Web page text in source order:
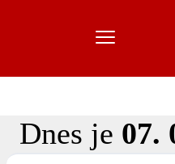
Dnes je 07.